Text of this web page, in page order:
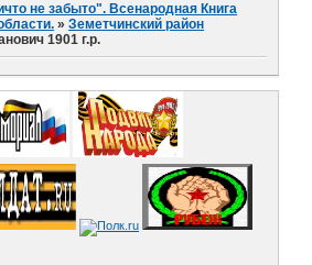
не забыто". Всенародная Книга
»Земетчинский район
1901 г.р.